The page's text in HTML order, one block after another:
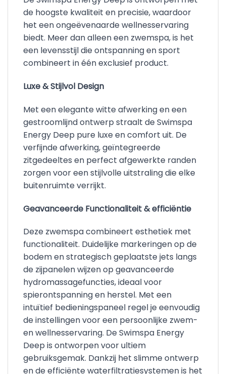
de hoogste kwaliteit en precisie, waardoor
het een ongeëvenaarde wellnesservaring
biedt. Meer dan alleen een zwemspa, is het
een levensstijl die ontspanning en sport
combineert in één exclusief product.
Luxe & Stijlvol Design
Met een elegante witte afwerking en een
gestroomlijnd ontwerp straalt de Swimspa
Energy Deep pure luxe en comfort uit. De
verfijnde afwerking, geïntegreerde
zitgedeeltes en perfect afgewerkte randen
zorgen voor een stijlvolle uitstraling die elke
buitenruimte verrijkt.
Geavanceerde Functionaliteit & efficiëntie
Deze zwemspa combineert esthetiek met
functionaliteit. Duidelijke markeringen op de
bodem en strategisch geplaatste jets langs
de zijpanelen wijzen op geavanceerde
hydromassagefuncties, ideaal voor
spierontspanning en herstel. Met een
intuïtief bedieningspaneel regel je eenvoudig
de instellingen voor een persoonlijke zwem-
en wellnesservaring. De Swimspa Energy
Deep is ontworpen voor ultiem
gebruiksgemak. Dankzij het slimme ontwerp
en de efficiënte waterfiltratiesystemen is het